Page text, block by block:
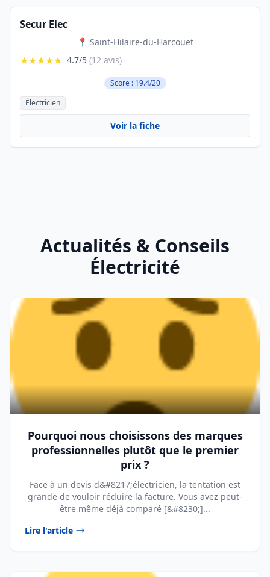
Secur Elec
📍 Saint-Hilaire-du-Harcouët
★★★★★ 4.7/5 (12 avis)
Score : 19.4/20
Électricien
Voir la fiche
Actualités & Conseils
Électricité
Pourquoi nous choisissons des marques
professionnelles plutôt que le premier
prix ?
Face à un devis d&#8217;électricien, la tentation est
grande de vouloir réduire la facture. Vous avez peut-
être même déjà comparé [&#8230;]...
Lire l'article